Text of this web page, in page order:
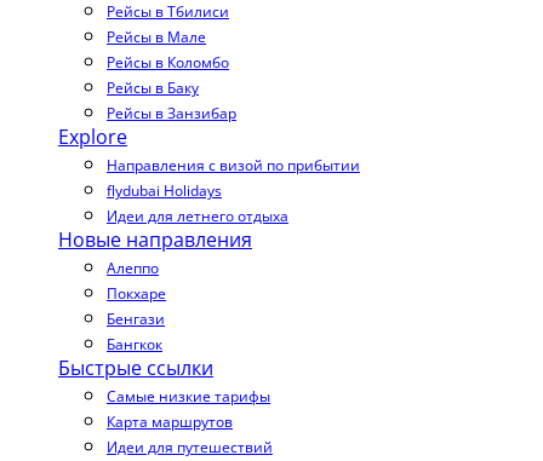
Рейсы в Тбилиси
Рейсы в Мале
Рейсы в Коломбо
Рейсы в Баку
Рейсы в Занзибар
Explore
Направления с визой по прибытии
flydubai Holidays
Идеи для летнего отдыха
Новые направления
Алеппо
Покхаре
Бенгази
Бангкок
Быстрые ссылки
Самые низкие тарифы
Карта маршрутов
Идеи для путешествий